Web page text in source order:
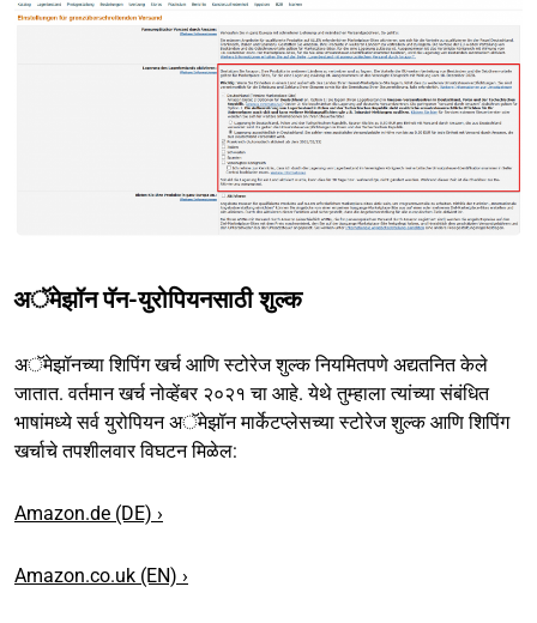
अॅमेझॉन पॅन-युरोपियनसाठी शुल्क
अॅमेझॉनच्या शिपिंग खर्च आणि स्टोरेज शुल्क नियमितपणे अद्यतनित केले
जातात. वर्तमान खर्च नोव्हेंबर २०२१ चा आहे. येथे तुम्हाला त्यांच्या संबंधित
भाषांमध्ये सर्व युरोपियन अॅमेझॉन मार्केटप्लेसच्या स्टोरेज शुल्क आणि शिपिंग
खर्चाचे तपशीलवार विघटन मिळेल:
Amazon.de (DE) ›
Amazon.co.uk (EN) ›